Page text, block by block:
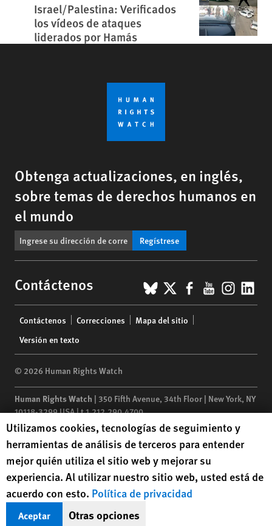
Israel/Palestina: Verificados
los vídeos de ataques
liderados por Hamás
Obtenga actualizaciones, en inglés,
sobre temas de derechos humanos en
el mundo
Regístrese
Contáctenos BlueSky
X Facebook
YouTube
menu
Contáctenos Correcciones
Mapa del sitio
Versión en texto
© 2026 Human Rights Watch
Human Rights Watch | 350 Fifth Avenue, 34th Floor | New York, NY
10118-3299USA|t1.212.290.4700
Human Rights Watchis a 501(C)(3) nonprofit registered in the US
under EIN: 13-2875808
Human Rights Watch cookie preferences
Utilizamos cookies, tecnologías de seguimiento y
herramientas de análisis de terceros para entender
mejor quién utiliza el sitio web y mejorar su
experiencia. Al utilizar nuestro sitio web, usted está de
acuerdo con esto. Política de privacidad
Aceptar Otras opciones